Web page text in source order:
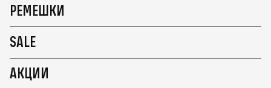
РЕМЕШКИ
SALE
АКЦИИ